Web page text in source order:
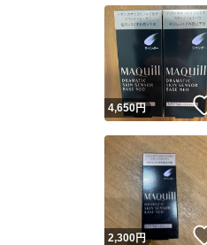
4,650円
2,300円